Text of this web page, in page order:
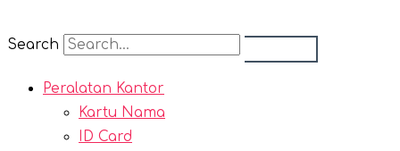
Search
Peralatan Kantor
Kartu Nama
ID Card